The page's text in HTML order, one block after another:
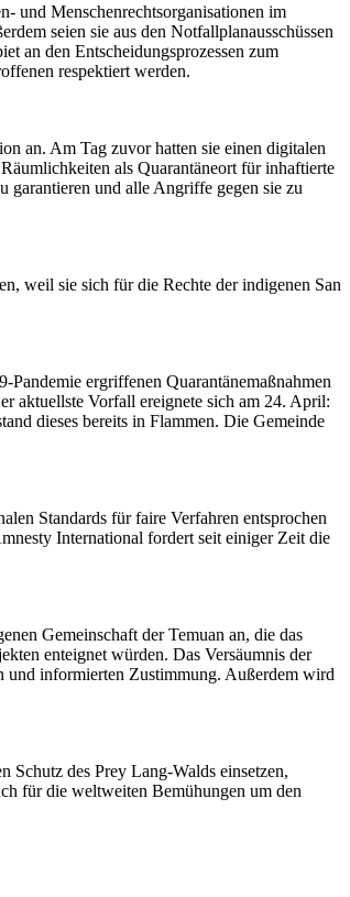
und Menschenrechtsorganisationen im
seien sie aus den Notfallplanausschüssen
an den Entscheidungsprozessen zum
respektiert werden.
an. Am Tag zuvor hatten sie einen digitalen
als Quarantäneort für inhaftierte
und alle Angriffe gegen sie zu
weil sie sich für die Rechte der indigenen San
ergriffenen Quarantänemaßnahmen
aktuellste Vorfall ereignete sich am 24. April:
dieses bereits in Flammen. Die Gemeinde
Standards für faire Verfahren entsprochen
International fordert seit einiger Zeit die
Gemeinschaft der Temuan an, die das
enteignet würden. Das Versäumnis der
und informierten Zustimmung. Außerdem wird
Schutz des Prey Lang-Walds einsetzen,
für die weltweiten Bemühungen um den